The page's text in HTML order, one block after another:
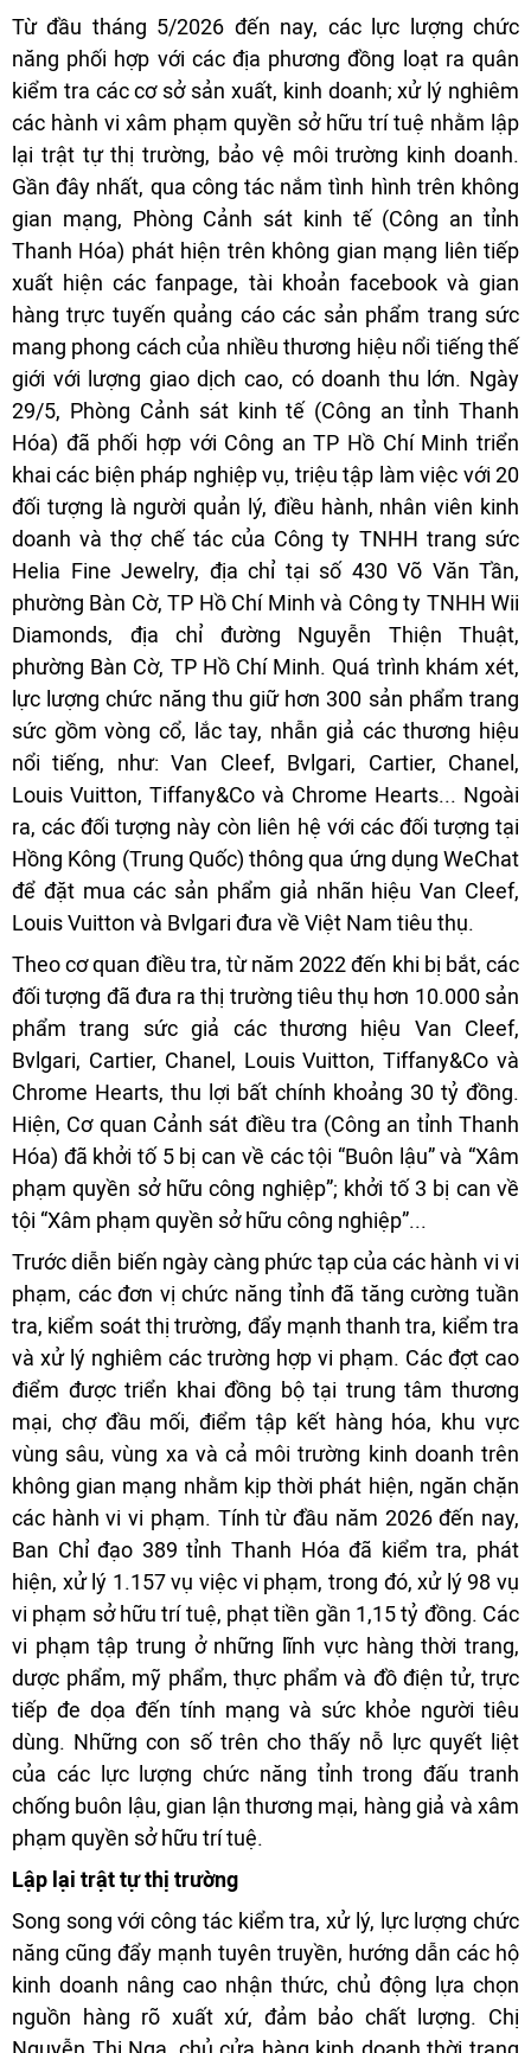
Từ đầu tháng 5/2026 đến nay, các lực lượng chức
năng phối hợp với các địa phương đồng loạt ra quân
kiểm tra các cơ sở sản xuất, kinh doanh; xử lý nghiêm
các hành vi xâm phạm quyền sở hữu trí tuệ nhằm lập
lại trật tự thị trường, bảo vệ môi trường kinh doanh.
Gần đây nhất, qua công tác nắm tình hình trên không
gian mạng, Phòng Cảnh sát kinh tế (Công an tỉnh
Thanh Hóa) phát hiện trên không gian mạng liên tiếp
xuất hiện các fanpage, tài khoản facebook và gian
hàng trực tuyến quảng cáo các sản phẩm trang sức
mang phong cách của nhiều thương hiệu nổi tiếng thế
giới với lượng giao dịch cao, có doanh thu lớn. Ngày
29/5, Phòng Cảnh sát kinh tế (Công an tỉnh Thanh
Hóa) đã phối hợp với Công an TP Hồ Chí Minh triển
khai các biện pháp nghiệp vụ, triệu tập làm việc với 20
đối tượng là người quản lý, điều hành, nhân viên kinh
doanh và thợ chế tác của Công ty TNHH trang sức
Helia Fine Jewelry, địa chỉ tại số 430 Võ Văn Tần,
phường Bàn Cờ, TP Hồ Chí Minh và Công ty TNHH Wii
Diamonds, địa chỉ đường Nguyễn Thiện Thuật,
phường Bàn Cờ, TP Hồ Chí Minh. Quá trình khám xét,
lực lượng chức năng thu giữ hơn 300 sản phẩm trang
sức gồm vòng cổ, lắc tay, nhẫn giả các thương hiệu
nổi tiếng, như: Van Cleef, Bvlgari, Cartier, Chanel,
Louis Vuitton, Tiffany&Co và Chrome Hearts... Ngoài
ra, các đối tượng này còn liên hệ với các đối tượng tại
Hồng Kông (Trung Quốc) thông qua ứng dụng WeChat
để đặt mua các sản phẩm giả nhãn hiệu Van Cleef,
Louis Vuitton và Bvlgari đưa về Việt Nam tiêu thụ.
Theo cơ quan điều tra, từ năm 2022 đến khi bị bắt, các
đối tượng đã đưa ra thị trường tiêu thụ hơn 10.000 sản
phẩm trang sức giả các thương hiệu Van Cleef,
Bvlgari, Cartier, Chanel, Louis Vuitton, Tiffany&Co và
Chrome Hearts, thu lợi bất chính khoảng 30 tỷ đồng.
Hiện, Cơ quan Cảnh sát điều tra (Công an tỉnh Thanh
Hóa) đã khởi tố 5 bị can về các tội “Buôn lậu” và “Xâm
phạm quyền sở hữu công nghiệp”; khởi tố 3 bị can về
tội “Xâm phạm quyền sở hữu công nghiệp”...
Trước diễn biến ngày càng phức tạp của các hành vi vi
phạm, các đơn vị chức năng tỉnh đã tăng cường tuần
tra, kiểm soát thị trường, đẩy mạnh thanh tra, kiểm tra
và xử lý nghiêm các trường hợp vi phạm. Các đợt cao
điểm được triển khai đồng bộ tại trung tâm thương
mại, chợ đầu mối, điểm tập kết hàng hóa, khu vực
vùng sâu, vùng xa và cả môi trường kinh doanh trên
không gian mạng nhằm kịp thời phát hiện, ngăn chặn
các hành vi vi phạm. Tính từ đầu năm 2026 đến nay,
Ban Chỉ đạo 389 tỉnh Thanh Hóa đã kiểm tra, phát
hiện, xử lý 1.157 vụ việc vi phạm, trong đó, xử lý 98 vụ
vi phạm sở hữu trí tuệ, phạt tiền gần 1,15 tỷ đồng. Các
vi phạm tập trung ở những lĩnh vực hàng thời trang,
dược phẩm, mỹ phẩm, thực phẩm và đồ điện tử, trực
tiếp đe dọa đến tính mạng và sức khỏe người tiêu
dùng. Những con số trên cho thấy nỗ lực quyết liệt
của các lực lượng chức năng tỉnh trong đấu tranh
chống buôn lậu, gian lận thương mại, hàng giả và xâm
phạm quyền sở hữu trí tuệ.
Lập lại trật tự thị trường
Song song với công tác kiểm tra, xử lý, lực lượng chức
năng cũng đẩy mạnh tuyên truyền, hướng dẫn các hộ
kinh doanh nâng cao nhận thức, chủ động lựa chọn
nguồn hàng rõ xuất xứ, đảm bảo chất lượng. Chị